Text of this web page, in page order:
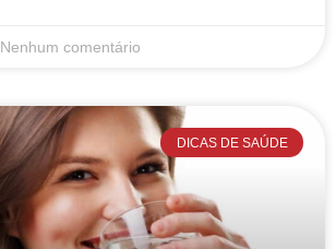
Nenhum comentário
DICAS DE SAÚDE